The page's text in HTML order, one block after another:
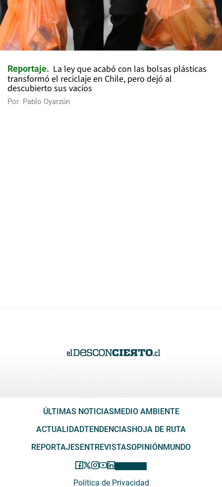
Reportaje
La ley que acabó con las bolsas plásticas
transformó el reciclaje en Chile, pero dejó al
descubierto sus vacíos
Por Pablo Oyarzún
ÚLTIMAS NOTICIASMEDIO AMBIENTE
ACTUALIDADTENDENCIASHOJA DE RUTA
REPORTAJESENTREVISTASOPINIÓNMUNDO
Política de Privacidad